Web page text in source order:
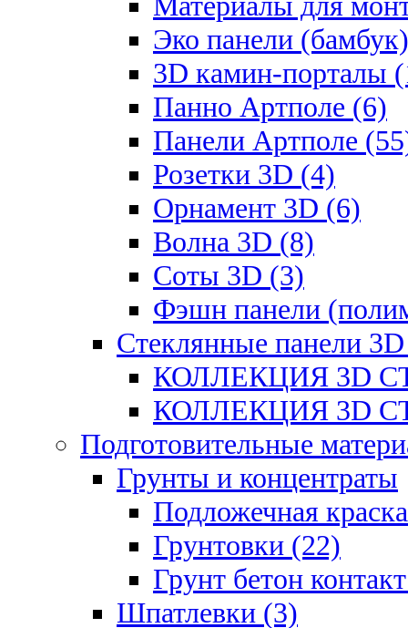
Эко панели
3D камин-порталы
Панно Артполе (6)
Панели Артполе
Розетки 3D (4)
Орнамент 3D (6)
Волна 3D (8)
Соты 3D (3)
Фэшн панели
Стеклянные панели 3D
КОЛЛЕКЦИЯ 3D
КОЛЛЕКЦИЯ 3D
Подготовительные
Грунты и концентраты
Подложечная
Грунтовки (22)
Грунт бетон
Шпатлевки (3)